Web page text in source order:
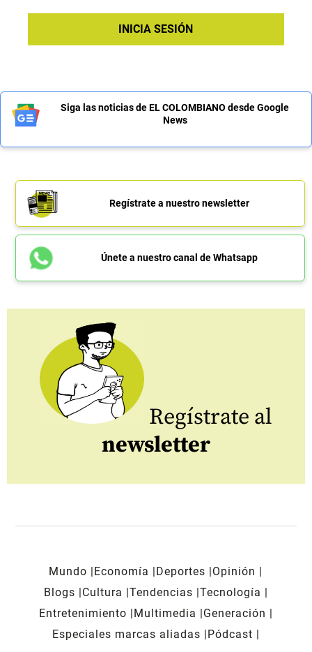
INICIA SESIÓN
Siga las noticias de EL COLOMBIANO desde Google
News
Regístrate a nuestro newsletter
Únete a nuestro canal de Whatsapp
Regístrate al
newsletter
Mundo Economía Deportes
Opinión
Blogs
Cultura Tendencias Tecnología
Entretenimiento
Multimedia
Generación
Especiales marcas aliadas
Pódcast